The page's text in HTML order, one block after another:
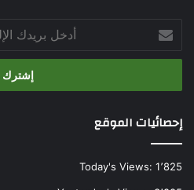
بريدك
الإلكتروني
إحصائيات الموقع
Today's Views: 1٬825